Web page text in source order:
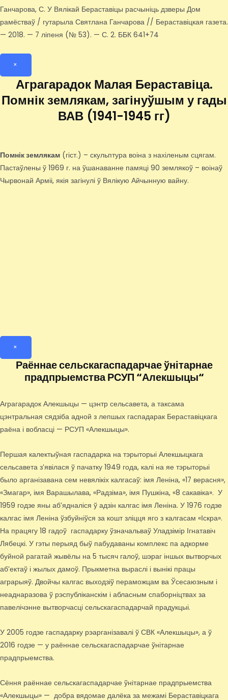
Ганчарова, С. У Вялікай Бераставіцы расчыніць дзверы Дом
рамёстваў / гутарыла Святлана Ганчарова // Бераставіцкая газета.
— 2018. — 7 ліпеня (№ 53). — С. 2. ББК 641+74
×
Аграгарадок Малая Бераставіца.
Помнік землякам, загінуўшым у гады
ВАВ (1941-1945 гг)
Помнік землякам (гіст.) – скульптура воіна з нахіленым сцягам.
Пастаўлены ў 1969 г. на ўшанаванне памяці 90 землякоў – воінаў
Чырвонай Арміі, якія загінулі ў Вялікую Айчынную вайну.
×
Раённае сельскагаспадарчае ўнітарнае
прадпрыемства РСУП “Алекшыцы“
Аграгарадок Алекшыцы — цэнтр сельсавета, а таксама
цэнтральная сядзіба адной з лепшых гаспадарак Бераставіцкага
раёна і вобласці — РСУП «Алекшыцы».
Першая калектыўная гаспадарка на тэрыторыі Алекшыцкага
сельсавета з’явілася ў пачатку 1949 года, калі на яе тэрыторыі
было арганізавана сем невялікіх калгасаў: імя Леніна, «17 верасня»,
«Змагар», імя Варашылава, «Радзіма», імя Пушкіна, «8 сакавіка». У
1959 годзе яны аб’ядналіся ў адзін калгас імя Леніна. У 1976 годзе
калгас імя Леніна ўзбуйніўся за кошт зліцця яго з калгасам «Іскра».
На працягу 18 гадоў гаспадарку ўзначальваў Уладзімір Ігнатавіч
Лябецкі. У гэты перыяд быў пабудаваны комплекс па адкорме
буйной рагатай жывёлы на 5 тысяч галоў, шэраг іншых вытворчых
аб’ектаў і жылых дамоў. Прыкметна выраслі і вынікі працы
аграрыяў. Двойчы калгас выходзіў пераможцам ва Ўсесаюзным і
неаднаразова ў рэспубліканскім і абласным спаборніцтвах за
павелічэнне вытворчасці сельскагаспадарчай прадукцыі.
У 2005 годзе гаспадарку рэарганізавалі ў СВК «Алекшыцы», а ў
2016 годзе — у раённае сельскагаспадарчае ўнітарнае
прадпрыемства.
Сёння раённае сельскагаспадарчае ўнітарнае прадпрыемства
«Алекшыцы» — добра вядомае далёка за межамі Бераставіцкага